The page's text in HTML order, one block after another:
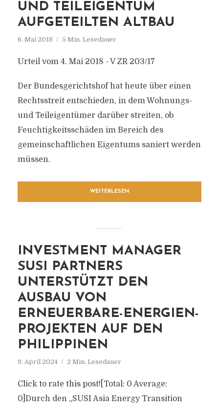
UND TEILEIGENTUM
AUFGETEILTEN ALTBAU
6. Mai 2018 5 Min. Lesedauer
Urteil vom 4. Mai 2018 - V ZR 203/17
Der Bundesgerichtshof hat heute über einen
Rechtsstreit entschieden, in dem Wohnungs-
und Teileigentümer darüber streiten, ob
Feuchtigkeitsschäden im Bereich des
gemeinschaftlichen Eigentums saniert werden
müssen.
WEITERLESEN
INVESTMENT MANAGER
SUSI PARTNERS
UNTERSTÜTZT DEN
AUSBAU VON
ERNEUERBARE-ENERGIEN-
PROJEKTEN AUF DEN
PHILIPPINEN
9. April 2024 2 Min. Lesedauer
Click to rate this post![Total: 0 Average:
0]Durch den „SUSI Asia Energy Transition